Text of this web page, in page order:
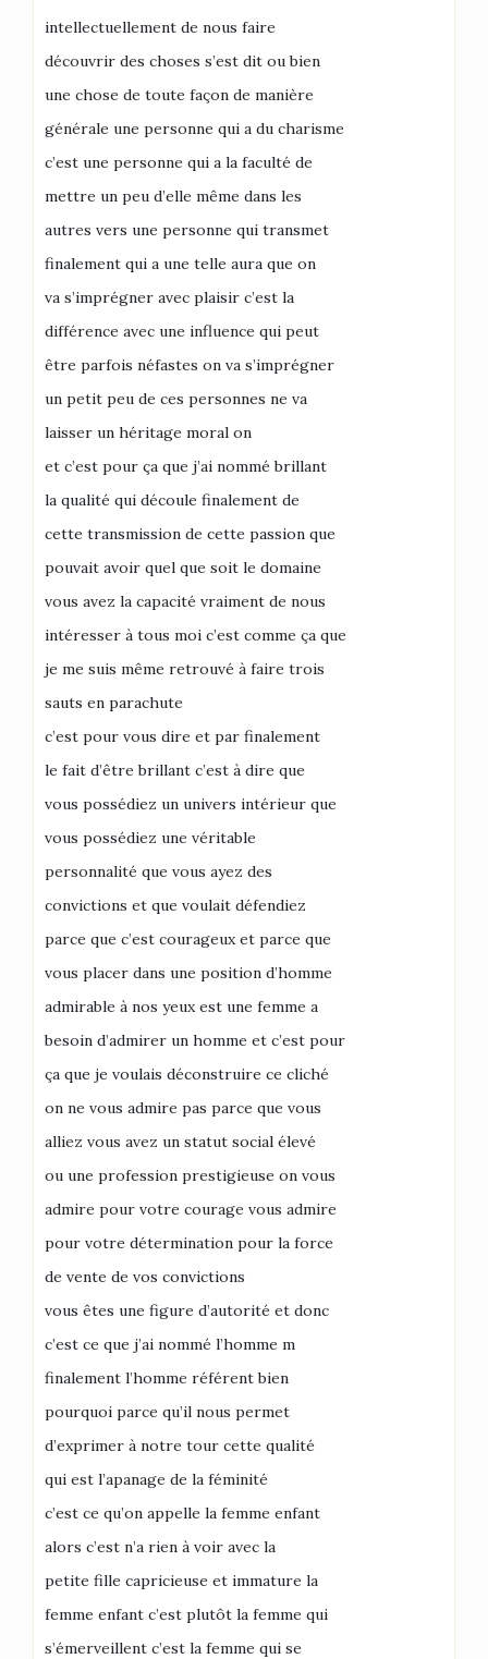
intellectuellement de nous faire
découvrir des choses s’est dit ou bien
une chose de toute façon de manière
générale une personne qui a du charisme
c’est une personne qui a la faculté de
mettre un peu d’elle même dans les
autres vers une personne qui transmet
finalement qui a une telle aura que on
va s’imprégner avec plaisir c’est la
différence avec une influence qui peut
être parfois néfastes on va s’imprégner
un petit peu de ces personnes ne va
laisser un héritage moral on
et c’est pour ça que j’ai nommé brillant
la qualité qui découle finalement de
cette transmission de cette passion que
pouvait avoir quel que soit le domaine
vous avez la capacité vraiment de nous
intéresser à tous moi c’est comme ça que
je me suis même retrouvé à faire trois
sauts en parachute
c’est pour vous dire et par finalement
le fait d’être brillant c’est à dire que
vous possédiez un univers intérieur que
vous possédiez une véritable
personnalité que vous ayez des
convictions et que voulait défendiez
parce que c’est courageux et parce que
vous placer dans une position d’homme
admirable à nos yeux est une femme a
besoin d’admirer un homme et c’est pour
ça que je voulais déconstruire ce cliché
on ne vous admire pas parce que vous
alliez vous avez un statut social élevé
ou une profession prestigieuse on vous
admire pour votre courage vous admire
pour votre détermination pour la force
de vente de vos convictions
vous êtes une figure d’autorité et donc
c’est ce que j’ai nommé l’homme m
finalement l’homme référent bien
pourquoi parce qu’il nous permet
d’exprimer à notre tour cette qualité
qui est l’apanage de la féminité
c’est ce qu’on appelle la femme enfant
alors c’est n’a rien à voir avec la
petite fille capricieuse et immature la
femme enfant c’est plutôt la femme qui
s’émerveillent c’est la femme qui se